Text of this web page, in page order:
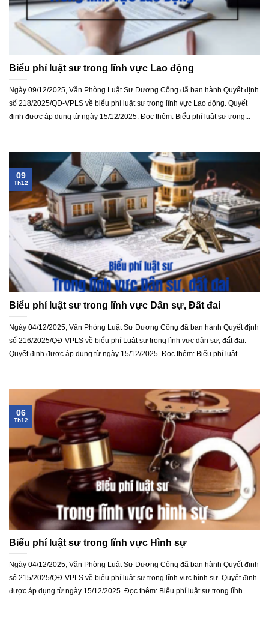
Biểu phí luật sư trong lĩnh vực Lao động
Ngày 09/12/2025, Văn Phòng Luật Sư Dương Công đã ban hành Quyết định
số 218/2025/QĐ-VPLS về biểu phí luật sư trong lĩnh vực Lao động. Quyết
định được áp dụng từ ngày 15/12/2025. Đọc thêm: Biểu phí luật sư trong...
Biểu phí luật sư trong lĩnh vực Dân sự, Đất đai
Ngày 04/12/2025, Văn Phòng Luật Sư Dương Công đã ban hành Quyết định
số 216/2025/QĐ-VPLS về biểu phí Luật sư trong lĩnh vực dân sự, đất đai.
Quyết định được áp dụng từ ngày 15/12/2025. Đọc thêm: Biểu phí luật...
09
Th12
Biểu phí luật sư trong lĩnh vực Hình sự
Ngày 04/12/2025, Văn Phòng Luật Sư Dương Công đã ban hành Quyết định
số 215/2025/QĐ-VPLS về biểu phí luật sư trong lĩnh vực hình sự. Quyết định
được áp dụng từ ngày 15/12/2025. Đọc thêm: Biểu phí luật sư trong lĩnh...
06
Th12